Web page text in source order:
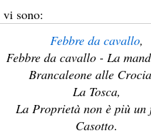
vi sono:
Febbre da cavallo,
Febbre da cavallo - La
Brancaleone alle
La Tosca,
La Proprietà non è più un
Casotto.